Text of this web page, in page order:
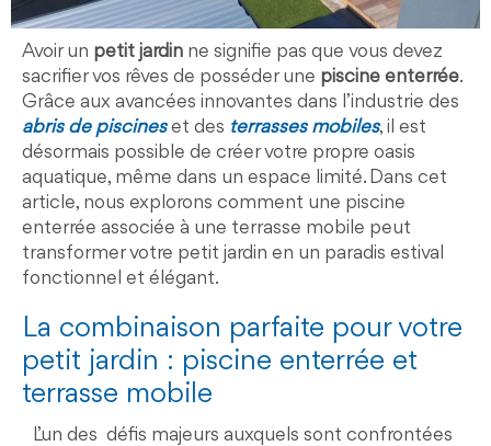
Avoir un petit jardin ne signifie pas que vous devez
sacrifier vos rêves de posséder une piscine enterrée.
Grâce aux avancées innovantes dans l’industrie des
abris de piscineset des terrasses mobiles, il est
désormais possible de créer votre propre oasis
aquatique, même dans un espace limité. Dans cet
article, nous explorons comment une piscine
enterrée associée à une terrasse mobile peut
transformer votre petit jardin en un paradis estival
fonctionnel et élégant.
La combinaison parfaite pour votre
petit jardin : piscine enterrée et
terrasse mobile
L’un des défis majeurs auxquels sont confrontées